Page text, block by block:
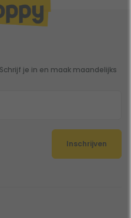
je in en maak maandelijks
Inschrijven